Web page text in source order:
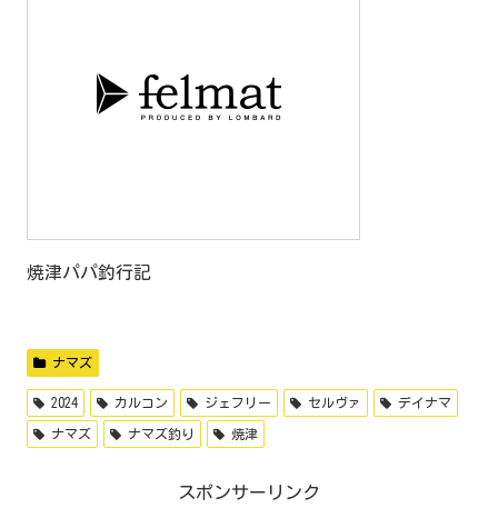
焼津パパ釣行記
ナマズ
2024 カルコン ジェフリー セルヴァ デイナマ
ナマズ ナマズ釣り 焼津
スポンサーリンク